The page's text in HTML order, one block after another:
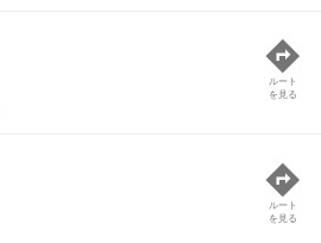
ルート
を見る
ルート
を見る